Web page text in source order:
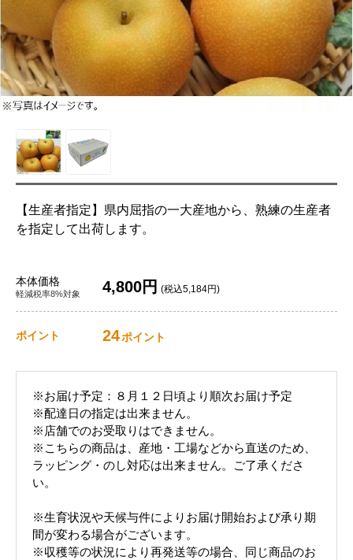
【生産者指定】県内屈指の一大産地から、熟練の生産者
を指定して出荷します。
本体価格
軽減税率8%対象 4,800円 (税込5,184円)
ポイント 24ポイント
※お届け予定：８月１２日頃より順次お届け予定
※配達日の指定は出来ません。
※店舗でのお受取りはできません。
※こちらの商品は、産地・工場などから直送のため、
ラッピング・のし対応は出来ません。ご了承くださ
い。
※生育状況や天候与件によりお届け開始および承り期
間が変わる場合がございます。
※収穫等の状況により再発送等の場合、同じ商品のお